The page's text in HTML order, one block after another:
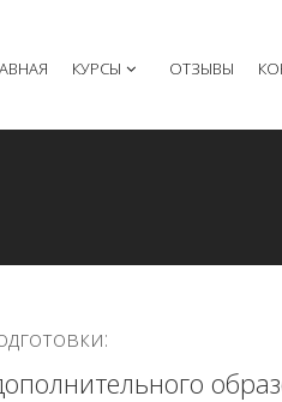
КУРСЫ ОТЗЫВЫ